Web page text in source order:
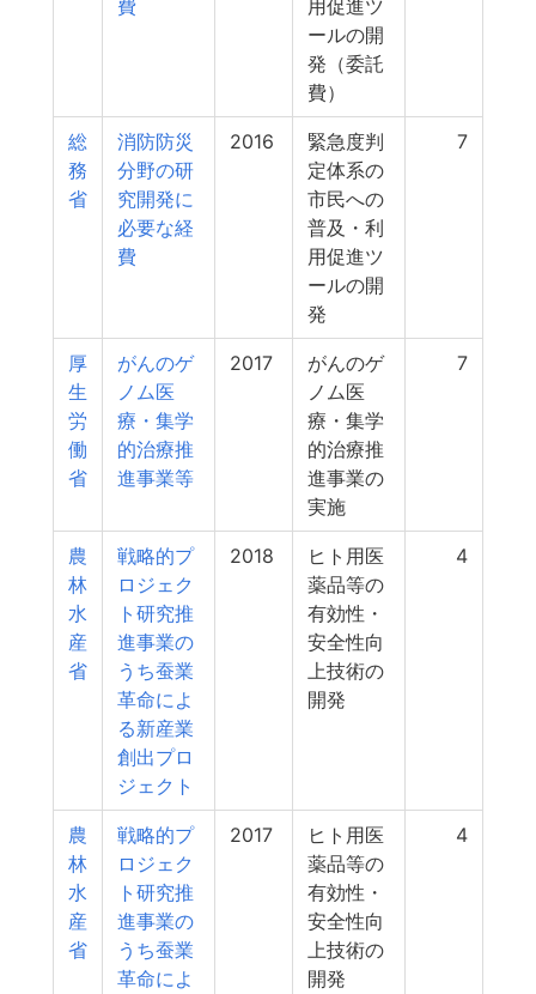
費
用促進ツ
ールの開
発（委託
費）
総
務
省
消防防災
分野の研
究開発に
必要な経
費
2016
緊急度判
定体系の
市民への
普及・利
用促進ツ
ールの開
発
7
厚
生
労
働
省
がんのゲ
ノム医
療・集学
的治療推
進事業等
2017
がんのゲ
ノム医
療・集学
的治療推
進事業の
実施
7
農
林
水
産
省
戦略的プ
ロジェク
ト研究推
進事業の
うち蚕業
革命によ
る新産業
創出プロ
ジェクト
2018
ヒト用医
薬品等の
有効性・
安全性向
上技術の
開発
4
農
林
水
産
省
戦略的プ
ロジェク
ト研究推
進事業の
うち蚕業
革命によ
2017
ヒト用医
薬品等の
有効性・
安全性向
上技術の
開発
4